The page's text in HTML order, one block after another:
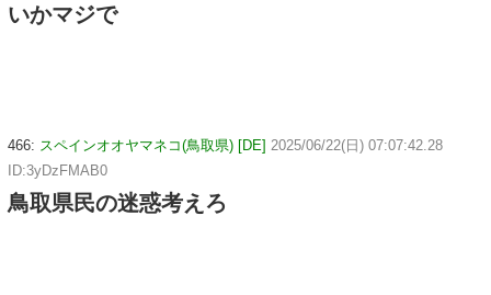
いかマジで
466: スペインオオヤマネコ(鳥取県) [DE] 2025/06/22(日) 07:07:42.28
ID:3yDzFMAB0
鳥取県民の迷惑考えろ